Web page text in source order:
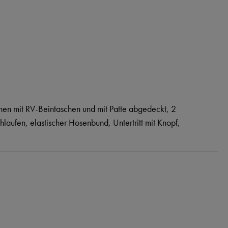
mit RV-Beintaschen und mit Patte abgedeckt, 2
elastischer Hosenbund, Untertritt mit Knopf,